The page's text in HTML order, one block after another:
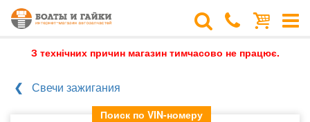
З технічних причин магазин тимчасово не працює.
Свечи зажигания
Поиск по VIN-номеру